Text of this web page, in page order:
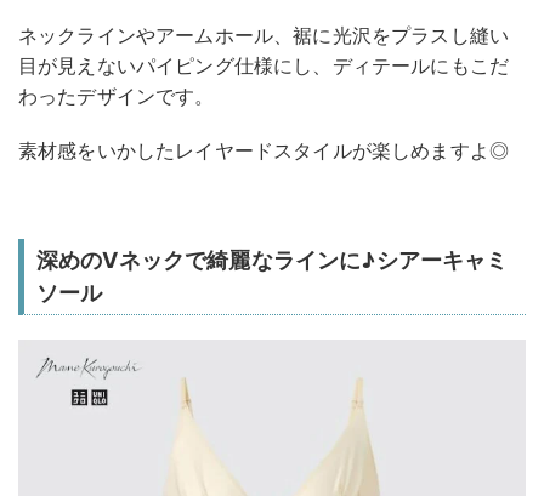
ネックラインやアームホール、裾に光沢をプラスし縫い
目が見えないパイピング仕様にし、ディテールにもこだ
わったデザインです。
素材感をいかしたレイヤードスタイルが楽しめますよ◎
深めのVネックで綺麗なラインに♪シアーキャミ
ソール